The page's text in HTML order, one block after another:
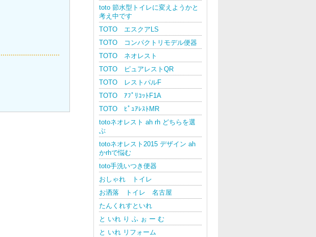
toto 節水型トイレに変えようかと
考え中です
TOTO エスクアLS
TOTO コンパクトリモデル便器
TOTO ネオレスト
TOTO ピュアレストQR
TOTO レストパルF
TOTO ｱﾌﾟﾘｺｯﾄF1A
TOTO ﾋﾟｭｱﾚｽﾄMR
totoネオレスト ah rh どちらを選
ぶ
totoネオレスト2015 デザイン ah
かrhで悩む
toto手洗いつき便器
おしゃれ トイレ
お洒落 トイレ 名古屋
たんくれすといれ
と いれ り ふ ぉ ー む
と いれ リフォーム